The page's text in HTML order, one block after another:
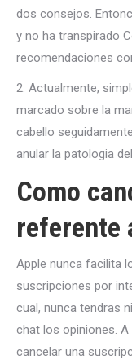
dos consejos.
y no ha transpirado
recomendaciones
2. Actualmente,
marcado sobre la
cabello
anular la patologi­a
Como
referente
Apple nunca facilita
suscripciones por
cual, nunca tendras
chat los opiniones.
cancelar una